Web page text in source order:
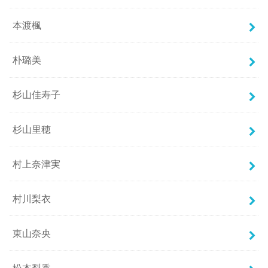
本渡楓
朴璐美
杉山佳寿子
杉山里穂
村上奈津実
村川梨衣
東山奈央